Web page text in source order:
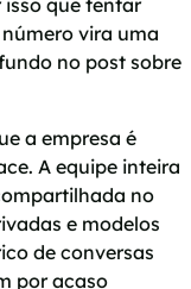
que tentar
vira uma
no post sobre
a empresa é
A equipe inteira
no
e modelos
de conversas
por acaso